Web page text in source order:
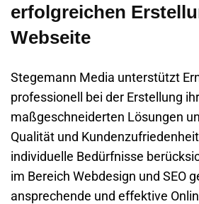
erfolgreichen
Webseite
Stegemann Media unterstützt
professionell bei der Erstellung
maßgeschneiderten Lösungen
Qualität und
individuelle Bedürfnisse
im Bereich Webdesign und SEO
ansprechende und effektive